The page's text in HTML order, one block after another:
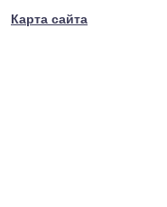
Карта сайта